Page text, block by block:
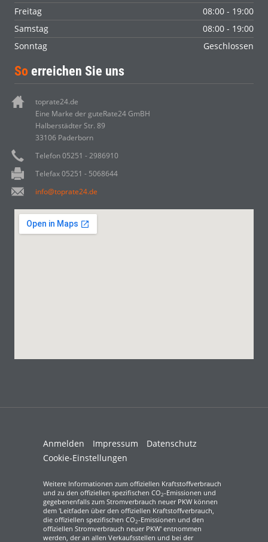
Freitag
08:00 - 19:00
Samstag
08:00 - 19:00
Sonntag
Geschlossen
So erreichen Sie uns
toprate24.de
Eine Marke der guteRate24 GmBH
Halberstädter Str. 89
33106 Paderborn
Telefon 05251 - 2986910
Telefax 05251 - 5068644
info@toprate24.de
Anmelden Impressum
Datenschutz
Cookie-Einstellungen
Weitere Informationen zum offiziellen Kraftstoffverbrauch
und zu den offiziellen spezifischen CO2-Emissionen und
gegebenenfalls zum Stromverbrauch neuer PKW können
dem 'Leitfaden über den offiziellen Kraftstoffverbrauch,
die offiziellen spezifischen CO2-Emissionen und den
offiziellen Stromverbrauch neuer PKW' entnommen
werden, der an allen Verkaufsstellen und bei der